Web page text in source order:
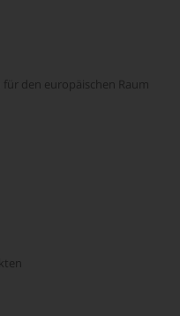
den europäischen Raum